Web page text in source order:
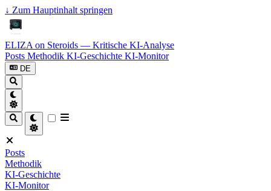
↓ Zum Hauptinhalt springen
ELIZA on Steroids — Kritische KI-Analyse
Posts Methodik KI-Geschichte KI-Monitor
DE
Posts
Methodik
KI-Geschichte
KI-Monitor